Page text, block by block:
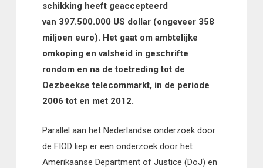
schikking heeft geaccepteerd
van 397.500.000 US dollar (ongeveer 358
miljoen euro). Het gaat om ambtelijke
omkoping en valsheid in geschrifte
rondom en na de toetreding tot de
Oezbeekse telecommarkt, in de periode
2006 tot en met 2012.
Parallel aan het Nederlandse onderzoek door
de FIOD liep er een onderzoek door het
Amerikaanse Department of Justice (DoJ) en